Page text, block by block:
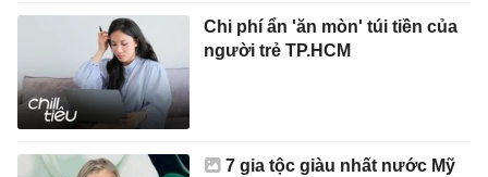
Chi phí ẩn 'ăn mòn' túi tiền của
người trẻ TP.HCM
7 gia tộc giàu nhất nước Mỹ